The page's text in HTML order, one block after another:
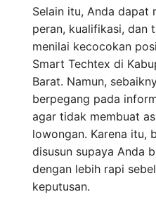
Selain itu, Anda dapat
peran, kualifikasi, dan
menilai kecocokan
Smart Techtex di
Barat. Namun,
berpegang pada
agar tidak membuat
lowongan. Karena itu,
disusun supaya Anda
dengan lebih rapi
keputusan.